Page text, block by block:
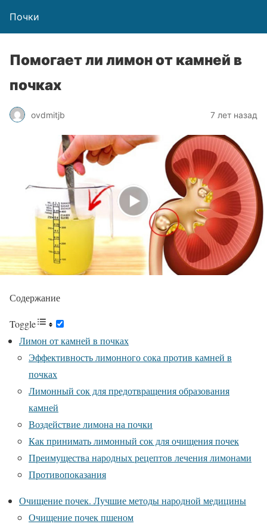
Почки
Помогает ли лимон от камней в
почках
ovdmitjb 7 лет назад
Содержание
Toggle
Лимон от камней в почках
Эффективность лимонного сока против камней в
почках
Лимонный сок для предотвращения образования
камней
Воздействие лимона на почки
Как принимать лимонный сок для очищения почек
Преимущества народных рецептов лечения лимонами
Противопоказания
Очищение почек. Лучшие методы народной медицины
Очищение почек пшеном